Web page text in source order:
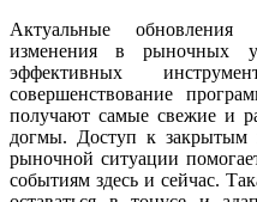
Актуальные обновления
изменения в рыночных
эффективных
совершенствование
получают самые свежие и
догмы. Доступ к закрытым
рыночной ситуации
событиям здесь и сейчас.